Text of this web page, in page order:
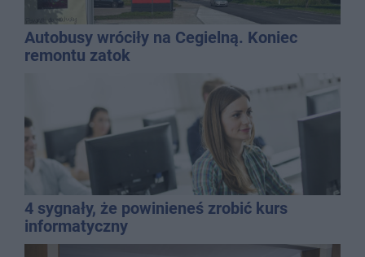
Autobusy wróciły na Cegielną. Koniec
remontu zatok
4 sygnały, że powinieneś zrobić kurs
informatyczny